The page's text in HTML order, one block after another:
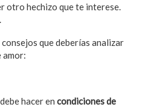
otro hechizo que te interese.
que deberías analizar
amor:
hacer en condiciones de